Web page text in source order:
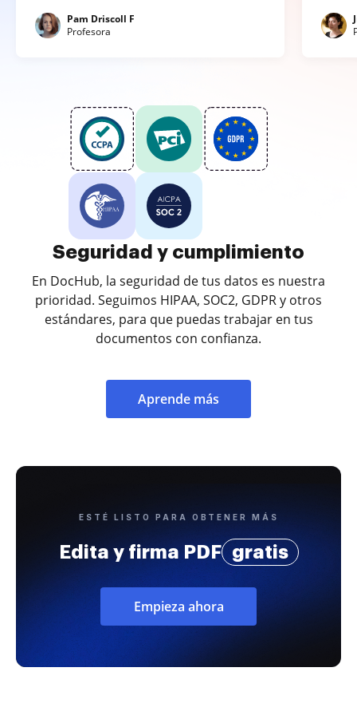
Pam Driscoll F
Profesora
Seguridad y cumplimiento
En DocHub, la seguridad de tus datos es nuestra
prioridad. Seguimos HIPAA, SOC2, GDPR y otros
estándares, para que puedas trabajar en tus
documentos con confianza.
Aprende más
ESTÉ LISTO PARA OBTENER MÁS
Edita y firma PDF gratis
Empieza ahora